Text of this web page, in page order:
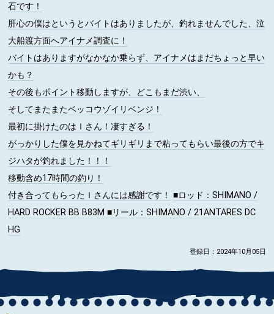
石です！
肝心の僕はというとバイトはありましたが、釣れませんでした、泣
大船渡方面へアイナメ調査に！
バイトはありますがなかなか乗らず、アイナメはまだちょっと早い
かも？
その後もポイント移動しますが、どこもまだ渋い、
そしてまたまたベッコウゾイリベンジ！
最初に掛けたのはＩさん！凄すぎる！
がっかりした僕を見かねてギリギリまで粘ってもらい最後の方でキ
ジハタが釣れました！！！
移動含め17時間の釣り！
付き合ってもらったＩさんには感謝です！
■ロッド ：SHIMANO /
HARD ROCKER BB B83M■リール ：SHIMANO / 21ANTARES DC
HG
登録日：2024年10月05日